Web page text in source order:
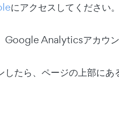
にアクセスしてください。
Google Analyticsアカウン
したら、ページの上部に